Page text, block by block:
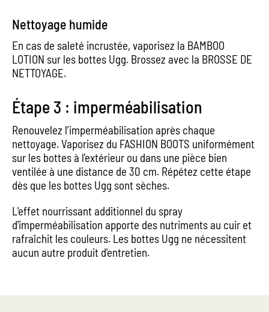
Nettoyage humide
En cas de saleté incrustée, vaporisez la BAMBOO
LOTION sur les bottes Ugg. Brossez avec la BROSSE DE
NETTOYAGE.
Étape 3 : imperméabilisation
Renouvelez l’imperméabilisation après chaque
nettoyage. Vaporisez du FASHION BOOTS uniformément
sur les bottes à l'extérieur ou dans une pièce bien
ventilée à une distance de 30 cm. Répétez cette étape
dès que les bottes Ugg sont sèches.
L'effet nourrissant additionnel du spray
d'imperméabilisation apporte des nutriments au cuir et
rafraîchit les couleurs. Les bottes Ugg ne nécessitent
aucun autre produit d'entretien.